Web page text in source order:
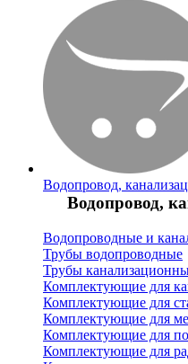
Водопровод,
Водопровод,
Водопроводные и
Трубы водопроводные
Трубы
Комплектующие для
Комплектующие для
Комплектующие для
Комплектующие для
Комплектующие для